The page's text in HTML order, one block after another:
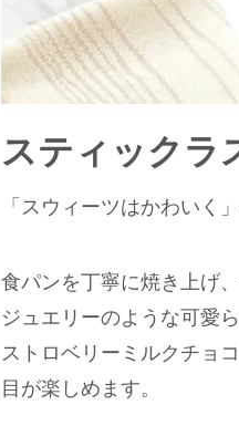
スティックラ
「スウィーツはかわいく
食パンを丁寧に焼き上げ
ジュエリーのような可愛
ストロベリーミルクチョ
目が楽しめます。